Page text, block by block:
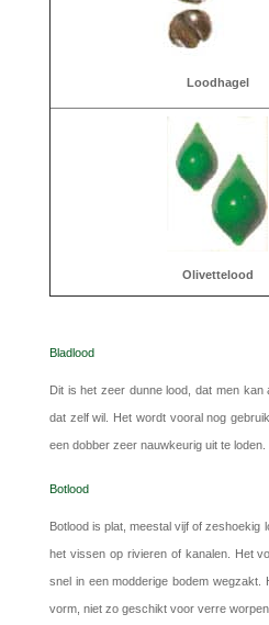
Loodhagel
Olivettelood
Bladlood
Dit is het zeer dunne lood, dat men
dat zelf wil. Het wordt vooral nog
een dobber zeer nauwkeurig uit te loden.
Botlood
Botlood is plat, meestal vijf of zeshoekig
het vissen op rivieren of kanalen. Het
snel in een modderige bodem wegzakt.
vorm, niet zo geschikt voor verre worpen.